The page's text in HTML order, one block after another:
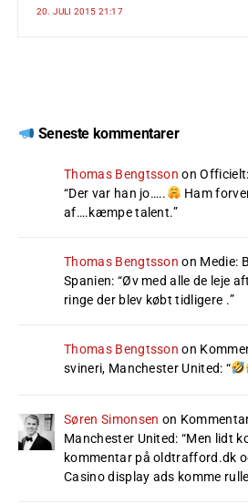
20. JULI 2015 21:17
Seneste kommentarer
Thomas Bengtsson on
“Der var han jo…..
Ham
af….kæmpe talent.”
Thomas Bengtsson on Medie:
Spanien: “Øv med alle de leje
ringe der blev købt tidligere .”
Thomas Bengtsson on
svineri, Manchester United: “
Søren Simonsen on
Manchester United: “Men lidt
kommentar på oldtrafford.dk
Casino display ads komme